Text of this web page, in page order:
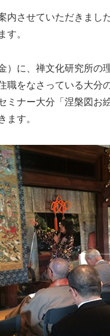
内させていただきまし
す。
）に、禅文化研究所の
職をなさっている大分
ミナー大分「涅槃図お
ます。